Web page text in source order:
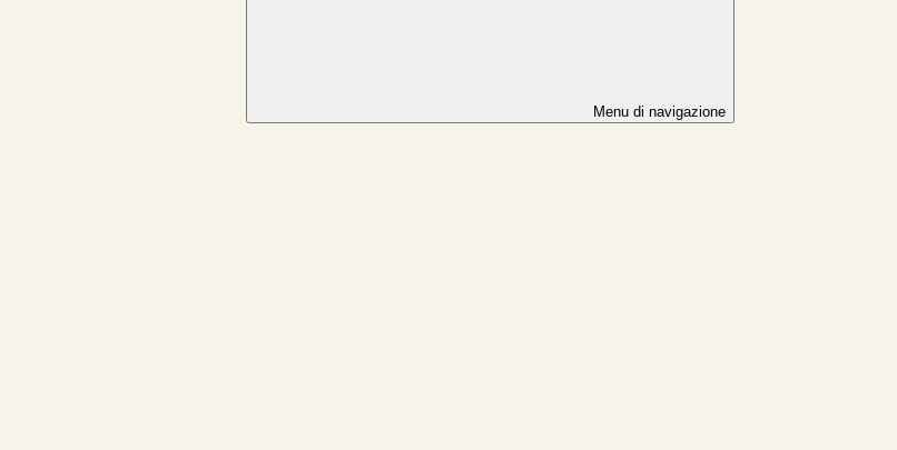
Menu di navigazione